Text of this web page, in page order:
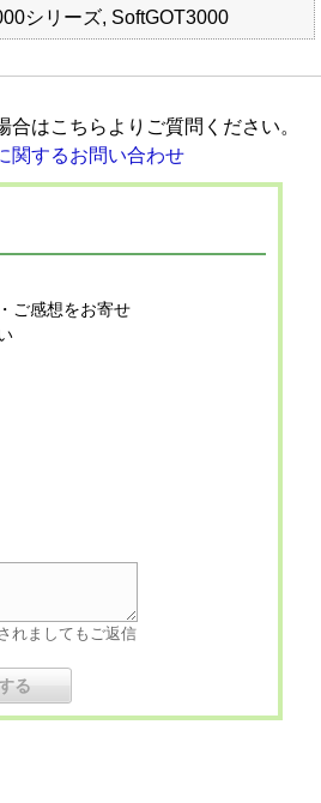
シリーズ, SoftGOT3000
合はこちらよりご質問ください。
ご感想をお寄せ
れましてもご返信